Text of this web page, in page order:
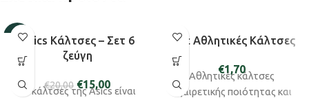
-25%
SOLD
OUT
Asics Κάλτσες – Σετ 6
ζεύγη
€20,00 €15,00
Οι κάλτσες της Asics είναι
Mdc Αθλητικές Κάλτσες
€1,70
Αθλητικές κάλτσες
εξαιρετικής ποιότητας και